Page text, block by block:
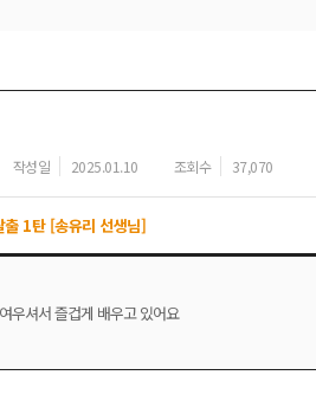
작성일 2025.01.10 조회수 37,070
출 1탄 [송유리 선생님]
우셔서 즐겁게 배우고 있어요